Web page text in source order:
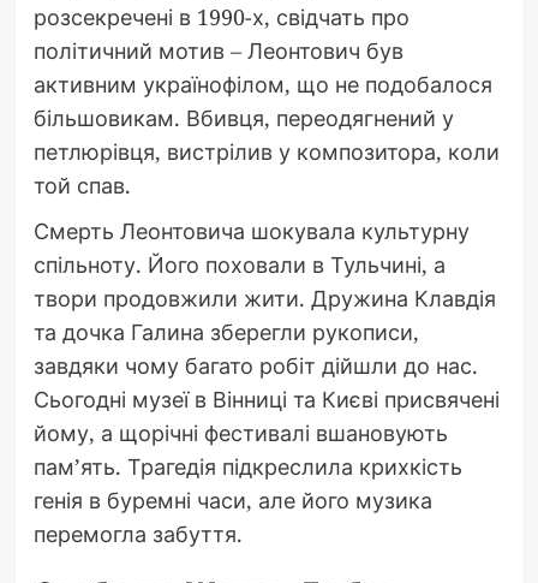
розсекречені в 1990-х, свідчать про
політичний мотив – Леонтович був
активним українофілом, що не подобалося
більшовикам. Вбивця, переодягнений у
петлюрівця, вистрілив у композитора, коли
той спав.
Смерть Леонтовича шокувала культурну
спільноту. Його поховали в Тульчині, а
твори продовжили жити. Дружина Клавдія
та дочка Галина зберегли рукописи,
завдяки чому багато робіт дійшли до нас.
Сьогодні музеї в Вінниці та Києві присвячені
йому, а щорічні фестивалі вшановують
пам’ять. Трагедія підкреслила крихкість
генія в буремні часи, але його музика
перемогла забуття.